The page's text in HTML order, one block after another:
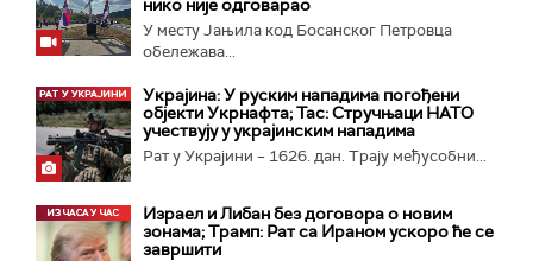
нико није одговарао
У месту Јањила код Босанског Петровца
обележава...
Украјина: У руским нападима погођени
објекти Укрнафта; Тас: Стручњаци НАТО
учествују у украјинским нападима
Рат у Украјини – 1626. дан. Трају међусобни...
Израел и Либан без договора о новим
зонама; Трамп: Рат са Ираном ускоро ће се
завршити